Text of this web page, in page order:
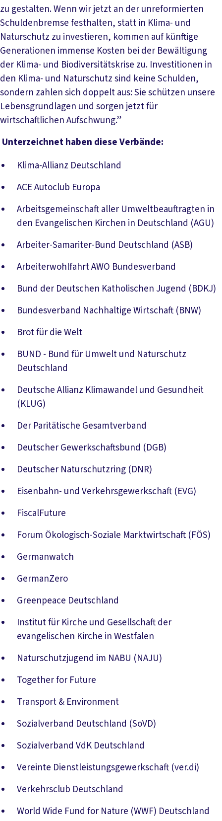
zu gestalten. Wenn wir jetzt an der unreformierten
Schuldenbremse festhalten, statt in Klima- und
Naturschutz zu investieren, kommen auf künftige
Generationen immense Kosten bei der Bewältigung
der Klima- und Biodiversitätskrise zu. Investitionen in
den Klima- und Naturschutz sind keine Schulden,
sondern zahlen sich doppelt aus: Sie schützen unsere
Lebensgrundlagen und sorgen jetzt für
wirtschaftlichen Aufschwung.”
Unterzeichnet haben diese Verbände:
Klima-Allianz Deutschland
ACE Autoclub Europa
Arbeitsgemeinschaft aller Umweltbeauftragten in
den Evangelischen Kirchen in Deutschland (AGU)
Arbeiter-Samariter-Bund Deutschland (ASB)
Arbeiterwohlfahrt AWO Bundesverband
Bund der Deutschen Katholischen Jugend (BDKJ)
Bundesverband Nachhaltige Wirtschaft (BNW)
Brot für die Welt
BUND - Bund für Umwelt und Naturschutz
Deutschland
Deutsche Allianz Klimawandel und Gesundheit
(KLUG)
Der Paritätische Gesamtverband
Deutscher Gewerkschaftsbund (DGB)
Deutscher Naturschutzring (DNR)
Eisenbahn- und Verkehrsgewerkschaft (EVG)
FiscalFuture
Forum Ökologisch-Soziale Marktwirtschaft (FÖS)
Germanwatch
GermanZero
Greenpeace Deutschland
Institut für Kirche und Gesellschaft der
evangelischen Kirche in Westfalen
Naturschutzjugend im NABU (NAJU)
Together for Future
Transport & Environment
Sozialverband Deutschland (SoVD)
Sozialverband VdK Deutschland
Vereinte Dienstleistungsgewerkschaft (ver.di)
Verkehrsclub Deutschland
World Wide Fund for Nature (WWF) Deutschland